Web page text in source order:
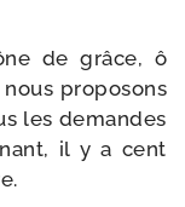
de grâce, ô
nous pro­po­sons
les demandes
il y a cent